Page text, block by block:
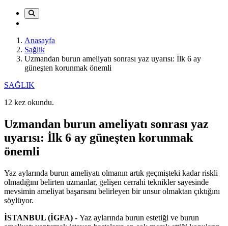
Anasayfa
Sağlik
Uzmandan burun ameliyatı sonrası yaz uyarısı: İlk 6 ay
güneşten korunmak önemli
SAĞLIK
12 kez okundu.
Uzmandan burun ameliyatı sonrası yaz
uyarısı: İlk 6 ay güneşten korunmak
önemli
Yaz aylarında burun ameliyatı olmanın artık geçmişteki kadar riskli
olmadığını belirten uzmanlar, gelişen cerrahi teknikler sayesinde
mevsimin ameliyat başarısını belirleyen bir unsur olmaktan çıktığını
söylüyor.
İSTANBUL (İGFA) - Yaz aylarında burun estetiği ve burun